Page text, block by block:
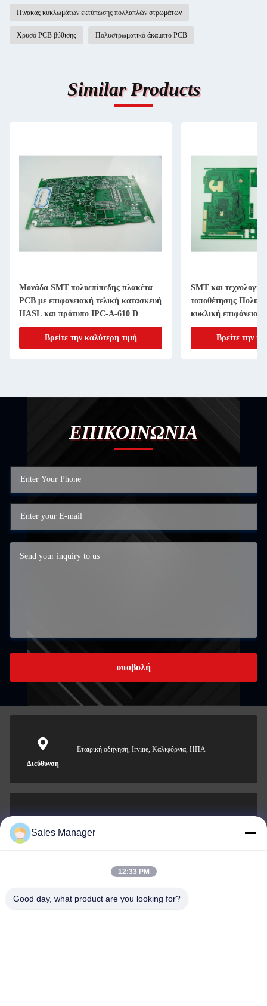
Πίνακας κυκλωμάτων εκτύπωσης πολλαπλών στρωμάτων
Χρυσό PCB βύθισης Πολυστρωματικό άκαμπτο PCB
Similar Products
Μονάδα SMT πολυεπίπεδης πλακέτα
PCB με επιφανειακή τελική κατασκευή
HASL και πρότυπο IPC-A-610 D
Βρείτε την καλύτερη τιμή
SMT και τεχνολογία
τοποθέτησης
κυκλική επιφάνεια
Βρείτε την
ΕΠΙΚΟΙΝΩΝΙΑ
υποβολή
Διεύθυνση
Εταιρική οδήγηση, Irvine, Καλιφόρνια, ΗΠΑ
Ηλεκτρονικό
001-512-7443871
Sales Manager
12:33 PM
Good day, what product are you looking for?